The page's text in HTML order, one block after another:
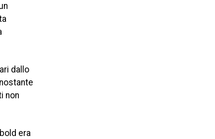
dallo
non
era